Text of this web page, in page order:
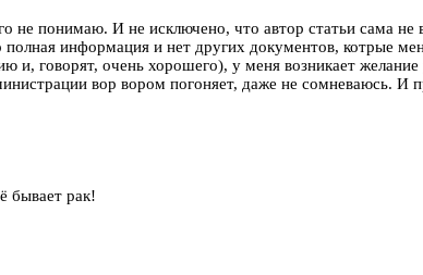
не понимаю. И не исключено, что автор статьи сама
информация и нет других документов, котрые
и, говорят, очень хорошего), у меня возникает
вор вором погоняет, даже не сомневаюсь. И
бывает рак!